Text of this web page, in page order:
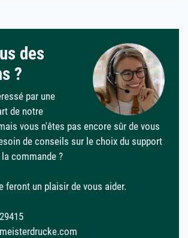
des
?
par une
de notre
vous n'êtes pas encore sûr de vous
de conseils sur le choix du support
commande ?
feront un plaisir de vous aider.